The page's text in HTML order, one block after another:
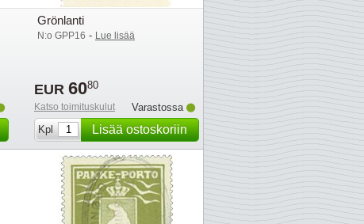
Grönlanti
N:o GPP16 - Lue lisää
EUR 6080
Katso toimituskulut
Varastossa
Kpl
Lisää ostoskoriin